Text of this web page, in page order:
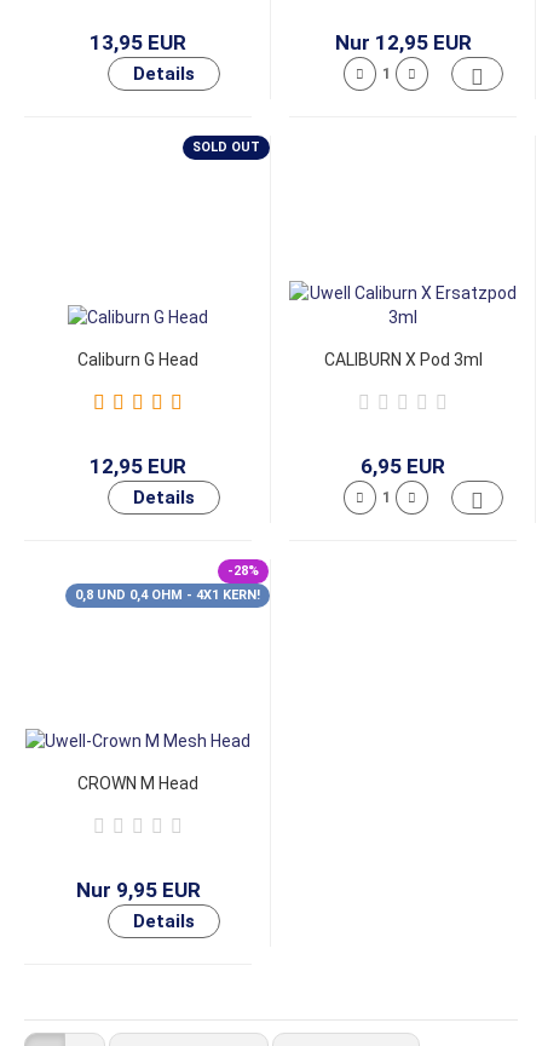
13,95 EUR Nur 12,95 EUR
SOLD OUT
Caliburn G Head
12,95 EUR
CALIBURN X Pod 3ml
6,95 EUR
-28%
0,8 UND 0,4 OHM - 4X1 KERN!
CROWN M Head
Nur 9,95 EUR